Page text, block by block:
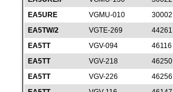
EA5URE
VGMU-010 30002
EA5TW/2
VGTE-269 44261
EA5TT
VGV-094 46116
EA5TT
VGV-218 46250
EA5TT
VGV-226 46256